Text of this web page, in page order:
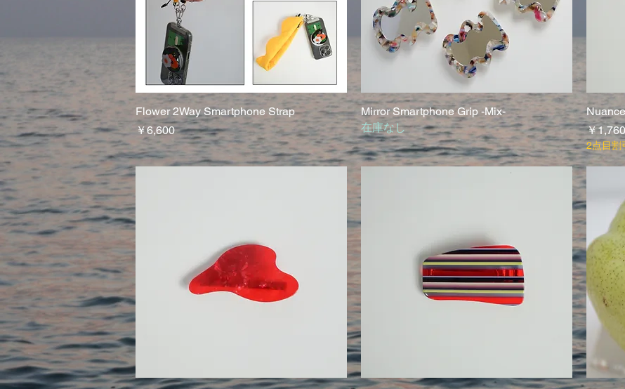
クイックビュー
Flower 2Way Smartphone Strap
価格
￥6,600
クイックビュー
Mirror Smartphone Grip -Mix-
在庫なし
価格
￥1,760
2点目割